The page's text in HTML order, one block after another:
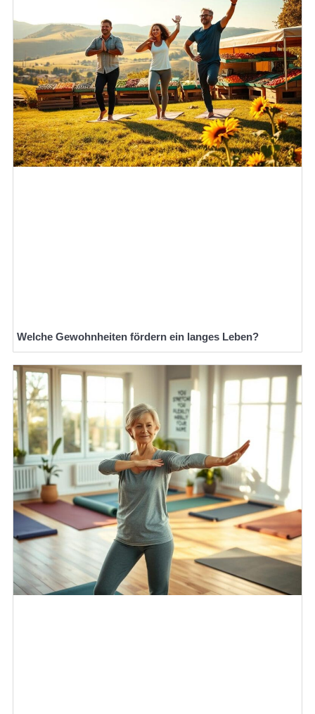
Welche Gewohnheiten fördern ein langes Leben?